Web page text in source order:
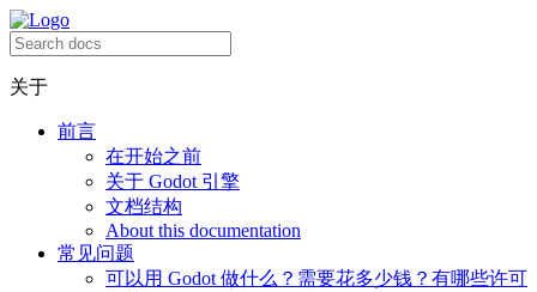
关于
前言
在开始之前
关于 Godot 引擎
文档结构
About this documentation
常见问题
可以用 Godot 做什么？需要花多少钱？有哪些许可